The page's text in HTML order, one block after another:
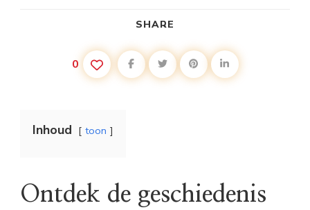
SHARE
0
Inhoud toon
Ontdek de geschiedenis